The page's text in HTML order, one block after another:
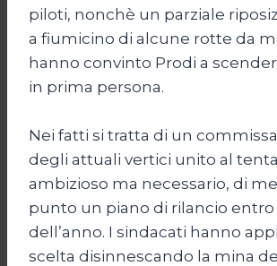
piloti, nonchè un parziale
a fiumicino di alcune rotte da
hanno convinto Prodi a
in prima persona.
Nei fatti si tratta di un
degli attuali vertici unito al
ambizioso ma necessario, di
punto un piano di rilancio entro
dell’anno. I sindacati hanno
scelta disinnescando la mina